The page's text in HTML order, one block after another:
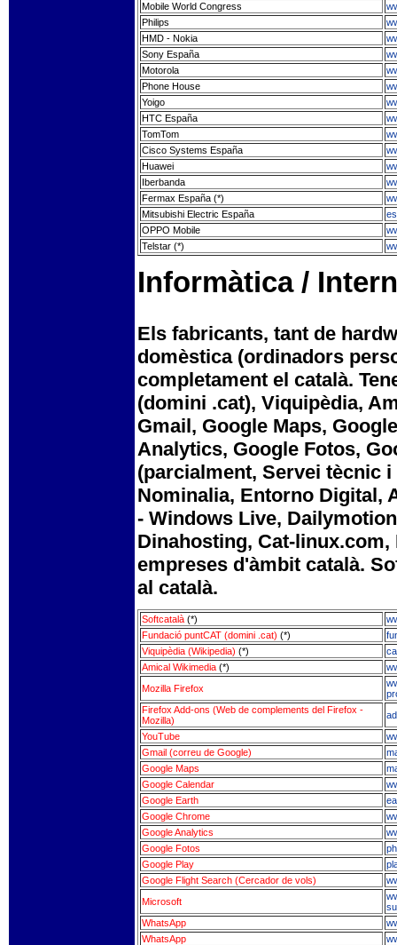
Mobile World Congress
Philips
HMD - Nokia
Sony España
Motorola
Phone House
Yoigo
HTC España
TomTom
Cisco Systems España
Huawei
Iberbanda
Fermax España (*)
Mitsubishi Electric España
OPPO Mobile
Telstar (*)
Informàtica /
Els fabricants, tant de
domèstica (ordinadors
completament el català.
(domini .cat), Viquipèdia,
Gmail, Google Maps,
Analytics, Google Fotos,
(parcialment, Servei tècnic
Nominalia, Entorno Digital,
- Windows Live,
Dinahosting, Cat-linux.com,
empreses d'àmbit català.
al català.
Softcatalà (*)
Fundació puntCAT (domini .cat) (*)
Viquipèdia (Wikipedia) (*)
Amical Wikimedia (*)
Mozilla Firefox
Firefox Add-ons (Web de complements del Firefox -
Mozilla)
YouTube
Gmail (correu de Google)
Google Maps
Google Calendar
Google Earth
Google Chrome
Google Analytics
Google Fotos
Google Play
Google Flight Search (Cercador de vols)
Microsoft
WhatsApp
WhatsApp